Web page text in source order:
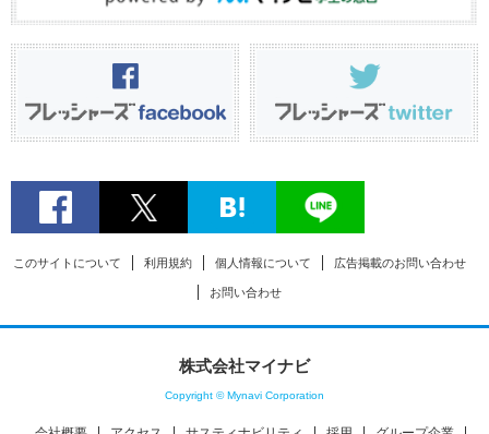
このサイトについて 利用規約 個人情報について 広告掲載のお問い合わせ
お問い合わせ
株式会社マイナビ
Copyright © Mynavi Corporation